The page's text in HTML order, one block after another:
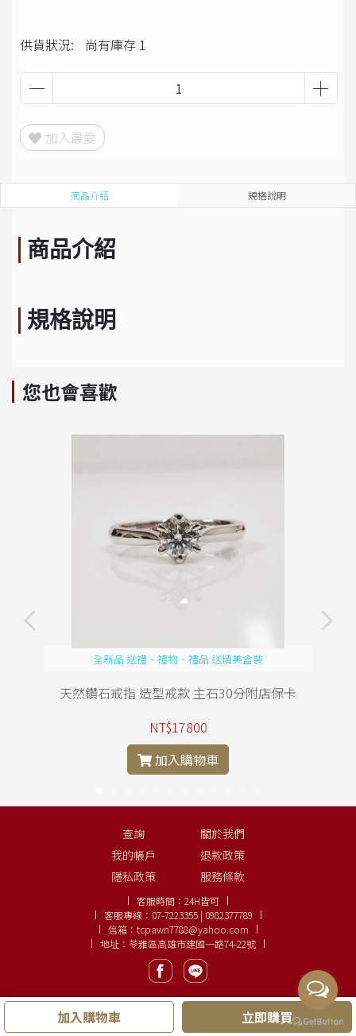
供貨狀況: 尚有庫存 1
加入購物車 立即購買
加入最愛
商品介紹 規格說明
商品介紹
規格說明
您也會喜歡
全新品 送禮、禮物、禮品 送精美盒裝
天然鑽石戒指 造型戒款 主石30分附店保卡
NT$17800
加入購物車
查詢
關於我們
我的帳戶
退款政策
隱私政策
服務條款
客服時間： 24H皆可
客服專線： 07-7223355 | 0982377789
信箱： tcpawn7788@yahoo.com
地址：苓雅區高雄市建國一路74-22號
Copyright ©大眾名錶、鑽石線上購 0982377789.